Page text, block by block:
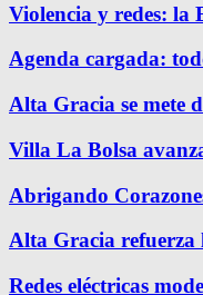
Violencia y redes:
Agenda cargada:
Alta Gracia se mete
Villa La Bolsa
Abrigando
Alta Gracia refuerza
Redes eléctricas